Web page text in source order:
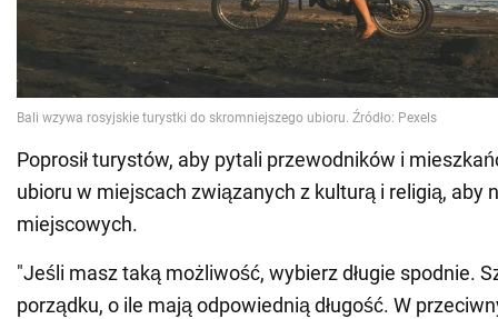
Poprosił turystów, aby pytali przewodników i
ubioru w miejscach związanych z kulturą i religią, aby
miejscowych.
"Jeśli masz taką możliwość, wybierz długie spodnie.
porządku, o ile mają odpowiednią długość. W